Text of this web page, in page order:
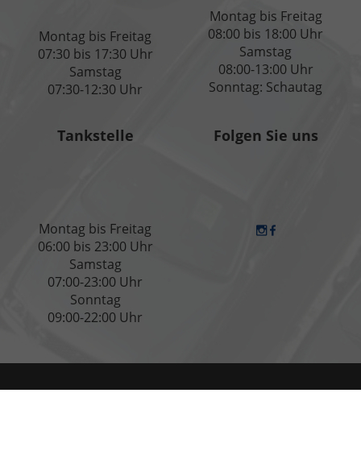
Montag bis Freitag
07:30 bis 17:30 Uhr
Samstag
07:30-12:30 Uhr
Montag bis Freitag
08:00 bis 18:00 Uhr
Samstag
08:00-13:00 Uhr
Sonntag: Schautag
Tankstelle
Montag bis Freitag
06:00 bis 23:00 Uhr
Samstag
07:00-23:00 Uhr
Sonntag
09:00-22:00 Uhr
Folgen Sie uns